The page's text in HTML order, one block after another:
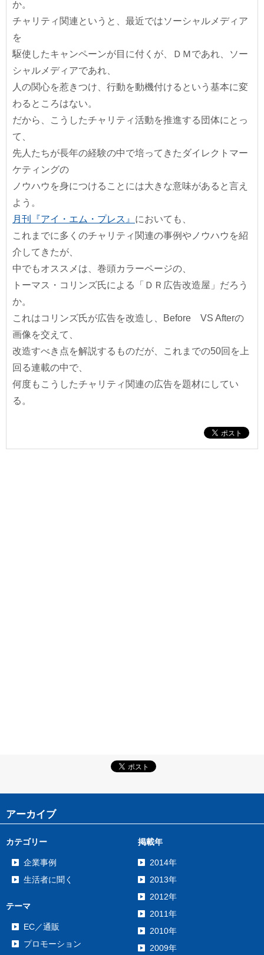
か。
チャリティ関連というと、最近ではソーシャルメディア
を
駆使したキャンペーンが目に付くが、ＤＭであれ、ソー
シャルメディアであれ、
人の関心を惹きつけ、行動を動機付けるという基本に変
わるところはない。
だから、こうしたチャリティ活動を推進する団体にとっ
て、
先人たちが長年の経験の中で培ってきたダイレクトマー
ケティングの
ノウハウを身につけることには大きな意味があると言え
よう。
月刊『アイ・エム・プレス』 においても、
これまでに多くのチャリティ関連の事例やノウハウを紹
介してきたが、
中でもオススメは、巻頭カラーページの、
トーマス・コリンズ氏による「ＤＲ広告改造屋」だろう
か。
これはコリンズ氏が広告を改造し、Before VS Afterの
画像を交えて、
改造すべき点を解説するものだが、これまでの50回を上
回る連載の中で、
何度もこうしたチャリティ関連の広告を題材にしてい
る。
アーカイブ
カテゴリー
企業事例
生活者に聞く
テーマ
EC／通販
プロモーション
掲載年
2014年
2013年
2012年
2011年
2010年
2009年